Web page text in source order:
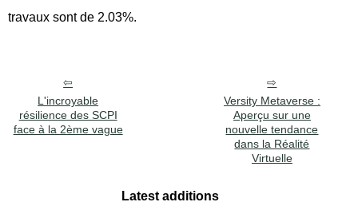
travaux sont de 2.03%.
L'incroyable
résilience des SCPI
face à la 2ème vague
Versity Metaverse :
Aperçu sur une
nouvelle tendance
dans la Réalité
Virtuelle
Latest additions